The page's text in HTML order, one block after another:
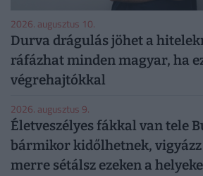
2026. augusztus 10.
Durva drágulás jöhet a
ráfázhat minden magyar, ha
végrehajtókkal
2026. augusztus 9.
Életveszélyes fákkal van tele
bármikor kidőlhetnek,
merre sétálsz ezeken a